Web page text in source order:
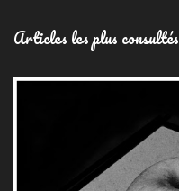
Articles les plus consultés